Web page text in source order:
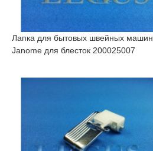
Лапка для бытовых швейных машин
Janome для блесток 200025007